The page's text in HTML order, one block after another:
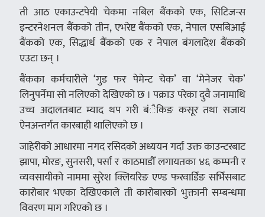
ती आठ एकाउन्टपेयी चेकमा नबिल बैंकको एक, सिटिजन्स
इन्टरनेशनल बैंकको तीन, एभरेष्ट बैंकको एक, नेपाल एसबिआई
बैंकको एक, सिद्धार्थ बैंकको एक र नेपाल बंगलादेश बैंकको
एउटा छन् ।
बैंकका कर्मचारीले ‘गुड फर पेमेन्ट चेक’ वा ‘मेनेजर चेक’
लिनुपर्नेमा सो नलिएको देखिएको छ । पक्राउ परेका दुवै जनामाथि
उच्च अदालतबाट म्याद थप गरी बंैकिङ कसूर तथा सजाय
ऐनअन्तर्गत कारबाही थालिएको छ ।
जाहेरीको आधारमा नगद रसिदको अध्ययन गर्दा उक्त काउन्टरबाट
झापा, मोरङ, सुनसरी, पर्सा र काठमाडौँ लगायतका ४६ कम्पनी र
व्यवसायीको नाममा सुरेश क्लियरिङ एण्ड फरवार्डिङ सर्भिसबाट
कारोबार भएका देखिएकाले ती कारोबारको भुक्तानी सम्बन्धमा
विवरण माग गरिएको छ ।